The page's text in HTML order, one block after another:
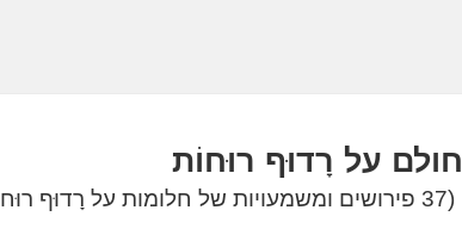
חולם על רָדוּף רוּחוֹת
(37 פירושים ומשמעויות של חלומות על רָדוּף רוּחוֹת)